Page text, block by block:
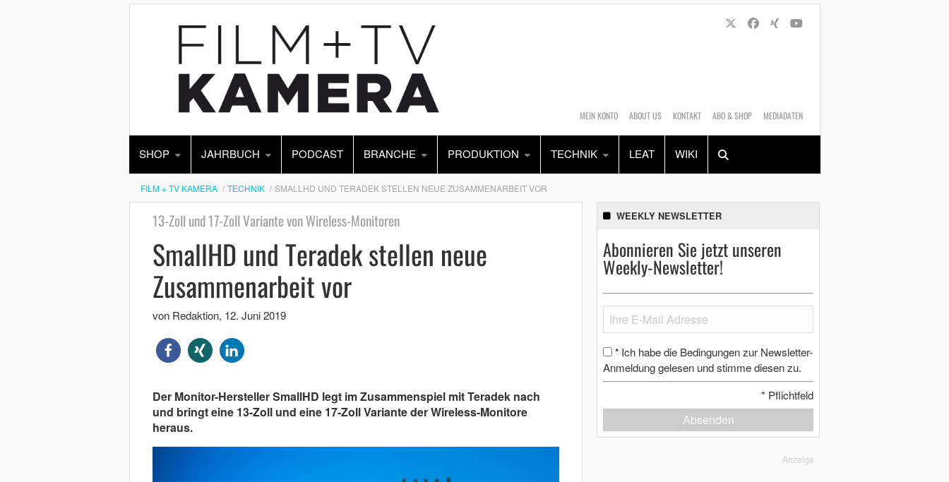
MEIN KONTO ABOUT US KONTAKT ABO & SHOP MEDIADATEN
SHOP JAHRBUCH PODCAST BRANCHE PRODUKTION TECHNIK LEAT WIKI
Alles Shop
FILM + TV KAMERA TECHNIK SMALLHD UND TERADEK STELLEN NEUE ZUSAMMENARBEIT VOR
13-Zoll und 17-Zoll Variante von Wireless-Monitoren
SmallHD und Teradek stellen neue
Zusammenarbeit vor
von Redaktion, 12. Juni 2019
Der Monitor-Hersteller SmallHD legt im Zusammenspiel mit Teradek nach
und bringt eine 13-Zoll und eine 17-Zoll Variante der Wireless-Monitore
heraus.
WEEKLY NEWSLETTER
Abonnieren Sie jetzt unseren
Weekly-Newsletter!
* Ich habe die Bedingungen zur Newsletter-
Anmeldung gelesen und stimme diesen zu.
* Pflichtfeld
Absenden
Anzeige